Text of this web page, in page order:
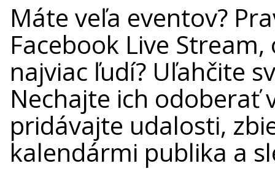
Máte veľa eventov?
Facebook Live
najviac ľudí? Uľahčite
Nechajte ich odoberať
pridávajte udalosti,
kalendármi publika a